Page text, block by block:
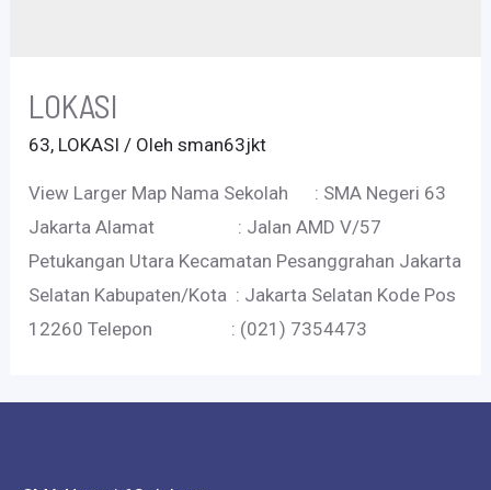
LOKASI
63, LOKASI / Olehsman63jkt
View Larger Map Nama Sekolah : SMA Negeri 63
Jakarta Alamat : Jalan AMD V/57
Petukangan Utara Kecamatan Pesanggrahan Jakarta
Selatan Kabupaten/Kota : Jakarta Selatan Kode Pos
12260 Telepon : (021) 7354473